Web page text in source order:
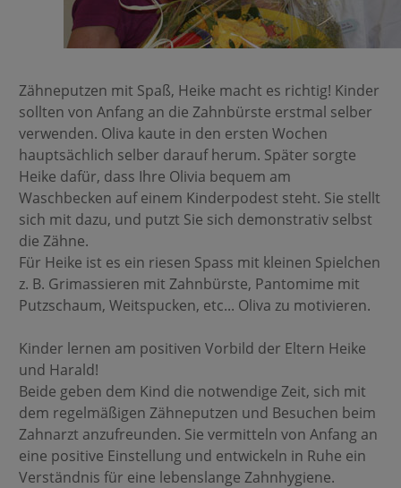
Zähneputzen mit Spaß, Heike macht es richtig! Kinder
sollten von Anfang an die Zahnbürste erstmal selber
verwenden. Oliva kaute in den ersten Wochen
hauptsächlich selber darauf herum. Später sorgte
Heike dafür, dass Ihre Olivia bequem am
Waschbecken auf einem Kinderpodest steht. Sie stellt
sich mit dazu, und putzt Sie sich demonstrativ selbst
die Zähne.
Für Heike ist es ein riesen Spass mit kleinen Spielchen
z. B. Grimassieren mit Zahnbürste, Pantomime mit
Putzschaum, Weitspucken, etc... Oliva zu motivieren.
Kinder lernen am positiven Vorbild der Eltern Heike
und Harald!
Beide geben dem Kind die notwendige Zeit, sich mit
dem regelmäßigen Zähneputzen und Besuchen beim
Zahnarzt anzufreunden. Sie vermitteln von Anfang an
eine positive Einstellung und entwickeln in Ruhe ein
Verständnis für eine lebenslange Zahnhygiene.